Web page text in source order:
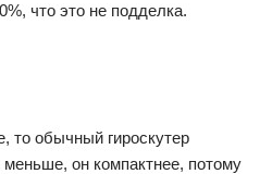
что это не подделка.
то обычный гироскутер
он компактнее, потому